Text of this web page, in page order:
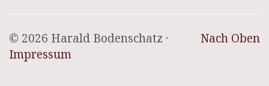
Nach Oben
© 2026 Harald Bodenschatz ·
Impressum